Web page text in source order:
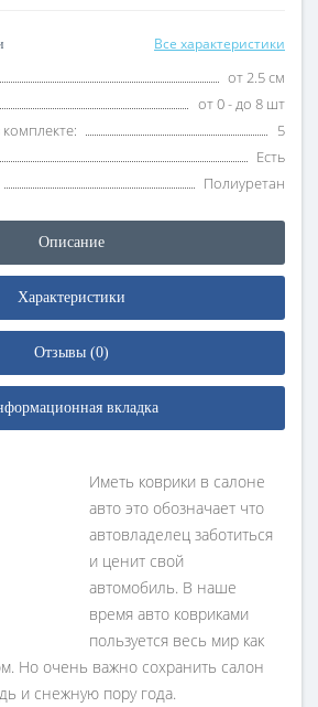
Все характеристики
от 2.5 см
от 0 - до 8 шт
5
Есть
Полиуретан
Описание
Характеристики
Отзывы (0)
вкладка
Иметь коврики в салоне
авто это обозначает что
автовладелец заботиться
и ценит свой
автомобиль. В наше
время авто ковриками
пользуется весь мир как
Но очень важно сохранить салон
и снежную пору года.